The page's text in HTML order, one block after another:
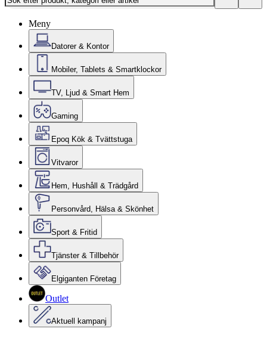
Meny
Datorer & Kontor
Mobiler, Tablets & Smartklockor
TV, Ljud & Smart Hem
Gaming
Epoq Kök & Tvättstuga
Vitvaror
Hem, Hushåll & Trädgård
Personvård, Hälsa & Skönhet
Sport & Fritid
Tjänster & Tillbehör
Elgiganten Företag
Outlet
Aktuell kampanj